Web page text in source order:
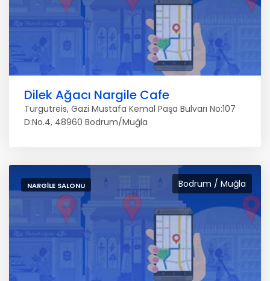
Dilek Ağacı Nargile Cafe
Turgutreis, Gazi Mustafa Kemal Paşa Bulvarı No:107
D:No.4, 48960 Bodrum/Muğla
Bodrum / Muğla
NARGILE SALONU